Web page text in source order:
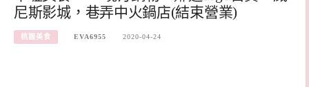
尼斯影城，巷弄中火鍋店(結束營業)
桃園美食 EVA6955 2020-04-24